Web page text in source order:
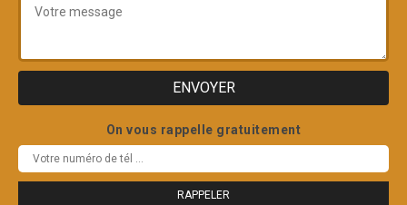
On vous rappelle gratuitement